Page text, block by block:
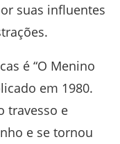
suas influentes
é “O Menino
em 1980.
travesso e
e se tornou